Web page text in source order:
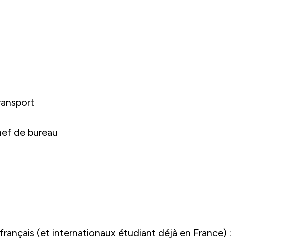
de bureau
(et internationaux étudiant déjà en France) :